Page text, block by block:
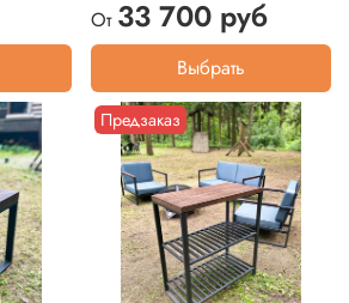
От 33 700 руб
Выбрать
Предзаказ